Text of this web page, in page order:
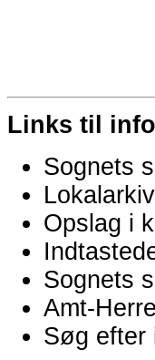
Links til
Sognets
Lokalarkiv
Opslag i
Sognets
Amt-
Søg efter